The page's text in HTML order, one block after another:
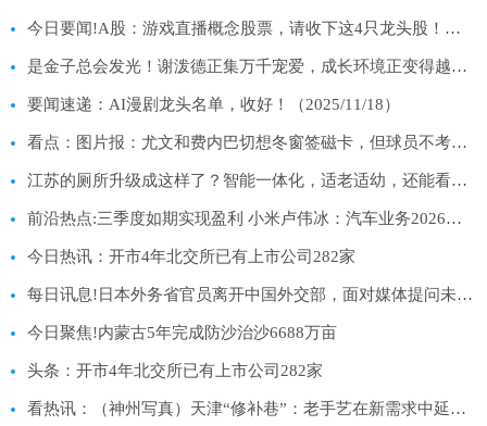
今日要闻!A股：游戏直播概念股票，请收下这4只龙头股！（11月18日）
是金子总会发光！谢泼德正集万千宠爱，成长环境正变得越来越好！
要闻速递：AI漫剧龙头名单，收好！（2025/11/18）
看点：图片报：尤文和费内巴切想冬窗签磁卡，但球员不考虑提前离队
江苏的厕所升级成这样了？智能一体化，适老适幼，还能看书休憩
前沿热点:三季度如期实现盈利 小米卢伟冰：汽车业务2026年非常有挑战、毛利率或不及今年
今日热讯：开市4年北交所已有上市公司282家
每日讯息!日本外务省官员离开中国外交部，面对媒体提问未给出任何表态
今日聚焦!内蒙古5年完成防沙治沙6688万亩
头条：开市4年北交所已有上市公司282家
看热讯：（神州写真）天津“修补巷”：老手艺在新需求中延续生机补足幸福